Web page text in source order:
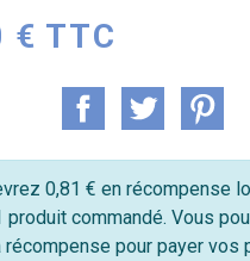
€ TTC
0,81 € en récompense
produit commandé. Vous
pour payer vos